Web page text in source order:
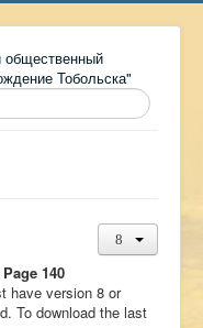
140
have version 8 or
To download the last